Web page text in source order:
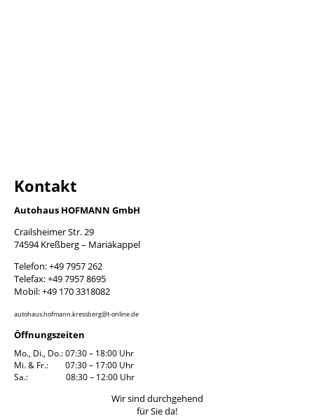
Kontakt
Autohaus HOFMANN GmbH
Crailsheimer Str. 29
74594 Kreßberg – Mariäkappel
Telefon: +49 7957 262
Telefax: +49 7957 8695
Mobil: +49 170 3318082
autohaus.hofmann.kressberg@t-online.de
Öffnungszeiten
Mo., Di., Do.: 07:30 – 18:00 Uhr
Mi. & Fr.: 07:30 – 17:00 Uhr
Sa.: 08:30 – 12:00 Uhr
Wir sind durchgehend
für Sie da!